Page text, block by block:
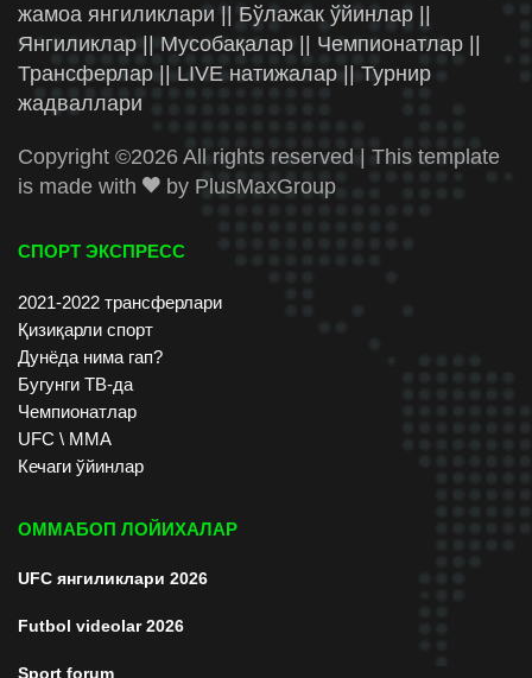
жамоа янгиликлари || Бўлажак ўйинлар ||
Янгиликлар || Мусобақалар || Чемпионатлар ||
Трансферлар || LIVE натижалар || Турнир
жадваллари
Copyright ©2026 All rights reserved | This template
is made with
by PlusMaxGroup
СПОРТ ЭКСПРЕСС
2021-2022 трансферлари
Қизиқарли спорт
Дунёда нима гап?
Бугунги ТВ-да
Чемпионатлар
UFC \ ММА
Кечаги ўйинлар
ОММАБОП ЛОЙИХАЛАР
UFC янгиликлари 2026
Futbol videolar 2026
Sport forum